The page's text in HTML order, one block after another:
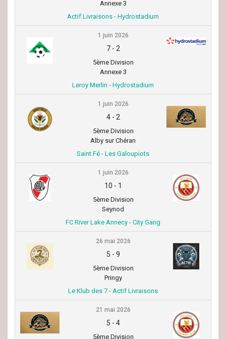
Annexe 3
Actif Livraisons - Hydrostadium
1 juin 2026
7- 2
5ème Division
Annexe 3
Leroy Merlin - Hydrostadium
1 juin 2026
4- 2
5ème Division
Alby sur Chéran
Saint Fé - Les Galoupiots
1 juin 2026
10 - 1
5ème Division
Seynod
FC River Lake Annecy - City Gang
26 mai 2026
5 - 9
5ème Division
Pringy
Le Klub des 7 - Actif Livraisons
21 mai 2026
5 - 4
5ème Division